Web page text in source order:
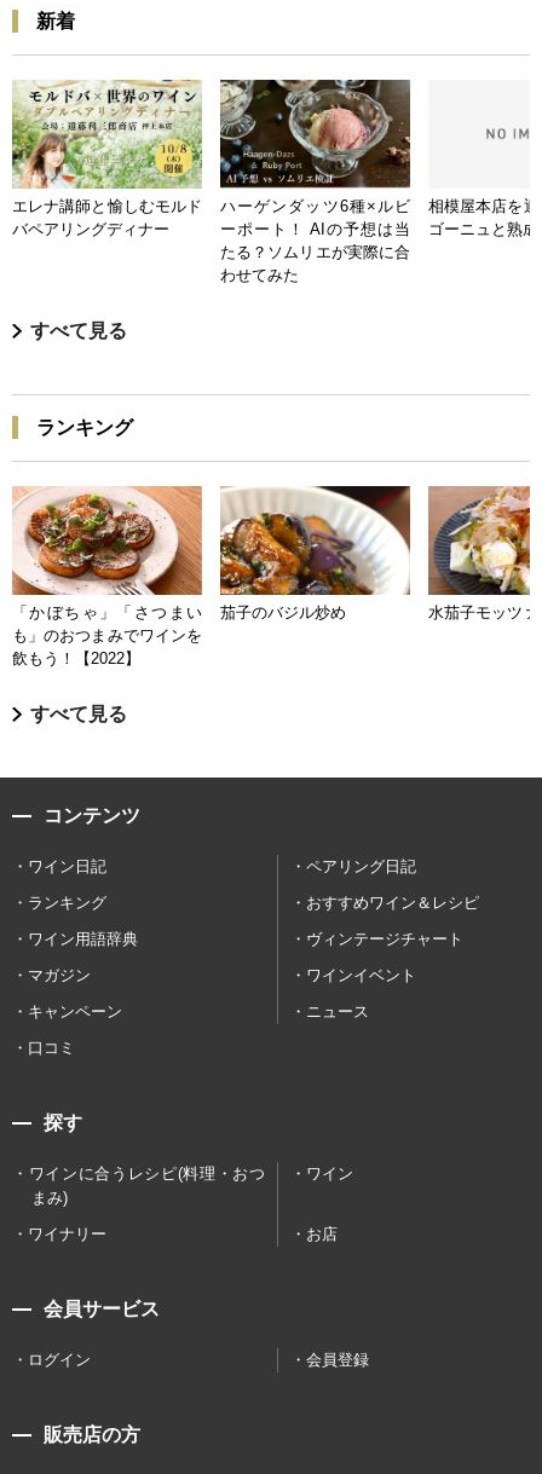
新着
エレナ講師と愉しむモルド
バペアリングディナー
ハーゲンダッツ6種×ルビ
ーポート！ AIの予想は当
たる？ソムリエが実際に合
わせてみた
相模屋本店を
ゴーニュと熟
すべて見る
ランキング
「かぼちゃ」「さつまい
も」のおつまみでワインを
飲もう！【2022】
茄子のバジル炒め 水茄子モッツァ
すべて見る
コンテンツ
ワイン日記
ペアリング日記
ランキング
おすすめワイン＆レシピ
ワイン用語辞典
ヴィンテージチャート
マガジン
ワインイベント
キャンペーン
ニュース
口コミ
探す
ワインに合うレシピ(料理・おつ
まみ)
ワイン
ワイナリー お店
会員サービス
ログイン 会員登録
販売店の方